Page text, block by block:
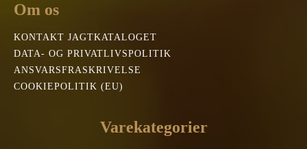
Om os
KONTAKT JAGTKATALOGET
DATA- OG PRIVATLIVSPOLITIK
ANSVARSFRASKRIVELSE
COOKIEPOLITIK (EU)
Varekategorier